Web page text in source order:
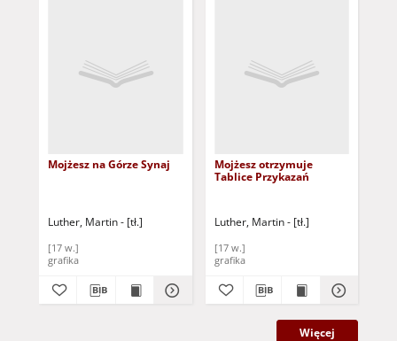
Mojżesz na Górze Synaj
Luther, Martin - [tł.]
[17 w.]
grafika
Mojżesz otrzymuje
Tablice Przykazań
Luther, Martin - [tł.]
[17 w.]
grafika
Więcej